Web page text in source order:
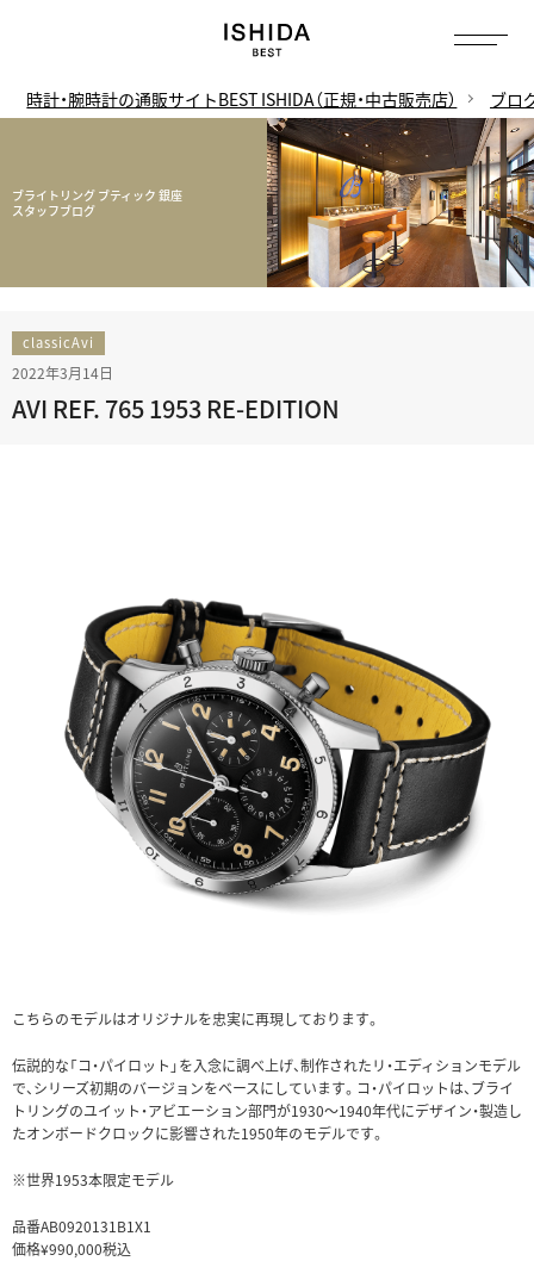
時計・腕時計の通販サイトBEST ISHIDA（正規・中古販売店） ブロ
ブライトリング ブティック 銀座
スタッフブログ
classicAvi
2022年3月14日
AVI REF. 765 1953 RE-EDITION
こちらのモデルはオリジナルを忠実に再現しております。
伝説的な「コ・パイロット」を入念に調べ上げ、制作されたリ・エディションモデル
で、シリーズ初期のバージョンをベースにしています。コ・パイロットは、ブライ
トリングのユイット・アビエーション部門が1930～1940年代にデザイン・製造し
たオンボードクロックに影響された1950年のモデルです。
※世界1953本限定モデル
品番AB0920131B1X1
価格¥990,000税込